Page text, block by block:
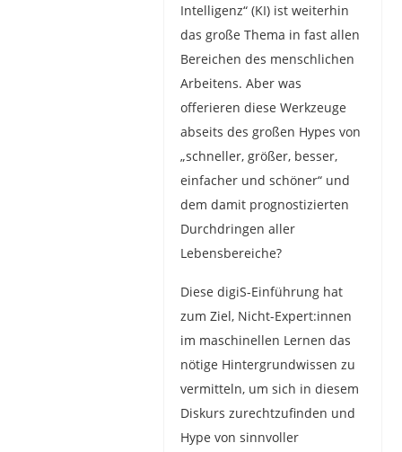
Intelligenz“ (KI) ist weiterhin
das große Thema in fast allen
Bereichen des menschlichen
Arbeitens. Aber was
offerieren diese Werkzeuge
abseits des großen Hypes von
„schneller, größer, besser,
einfacher und schöner“ und
dem damit prognostizierten
Durchdringen aller
Lebensbereiche?
Diese digiS-Einführung hat
zum Ziel, Nicht-Expert:innen
im maschinellen Lernen das
nötige Hintergrundwissen zu
vermitteln, um sich in diesem
Diskurs zurechtzufinden und
Hype von sinnvoller